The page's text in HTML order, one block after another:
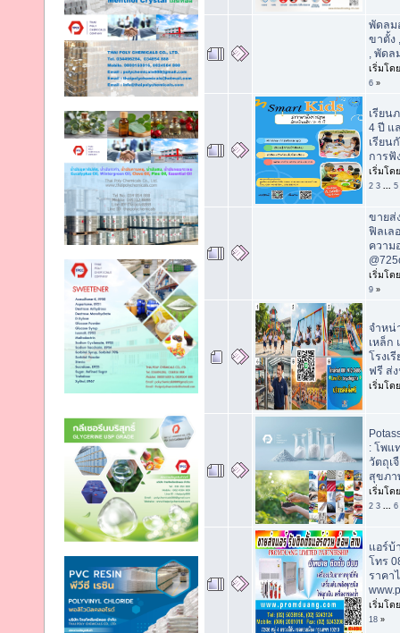
พัดลม
ขาตั้ง
, พัดล
เริ่มโด
6 »
เรียน
4 ปี แ
เรียน
การฟั
เริ่มโด
2 3 ... 5
ขายส่
ฟิลเล
ความ
เริ่มโด
9 »
จำหน่
เหล็ก
โรงเ
ฟรี ส่
เริ่มโด
: โพแ
วัตถุเ
สุขภา
เริ่มโด
2 3 ... 6
แอร์บ้
โทร
ราคา
เริ่มโด
18 »